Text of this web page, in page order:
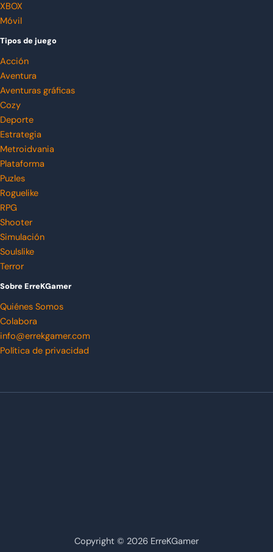
XBOX
Móvil
Tipos de juego
Acción
Aventura
Aventuras gráficas
Cozy
Deporte
Estrategia
Metroidvania
Plataforma
Puzles
Roguelike
RPG
Shooter
Simulación
Soulslike
Terror
Sobre ErreKGamer
Quiénes Somos
Colabora
info@errekgamer.com
Política de privacidad
Copyright © 2026 ErreKGamer